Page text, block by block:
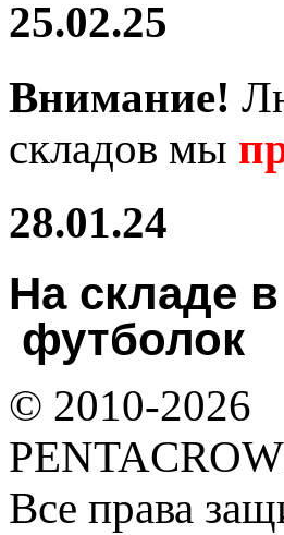
25.02.25
Внимание!
складов мы
28.01.24
На складе
футболок
© 2010-2026
Все права